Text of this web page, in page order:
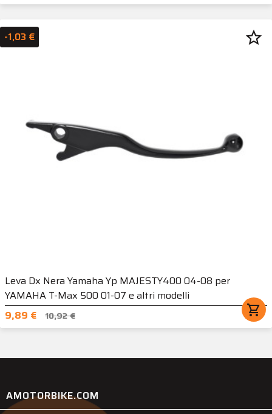
Leva Dx Nera Yamaha Yp MAJESTY400 04-08 per
YAMAHA T-Max 500 01-07 e altri modelli
9,89 €
10,92 € shopping_cart
-1,03 € star_border
AMOTORBIKE.COM